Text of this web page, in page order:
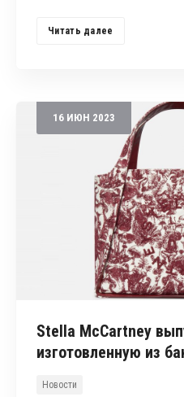
Читать далее
16 ИЮН 2023
Stella McCartney
изготовленную из
Новости